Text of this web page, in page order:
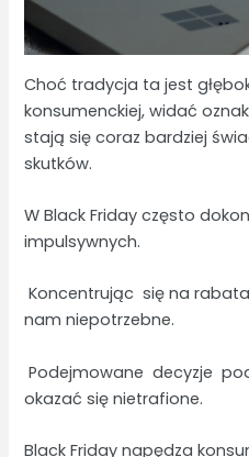
Choć tradycja ta jest
konsumenckiej, widać
stają się coraz bardziej
skutków.
W Black Friday często
impulsywnych.
Koncentrując się na
nam niepotrzebne.
Podejmowane decyzje
okazać się nietrafione.
Black Friday napędza